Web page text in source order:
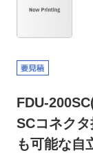
FDU-
SCコネク
も可能な自